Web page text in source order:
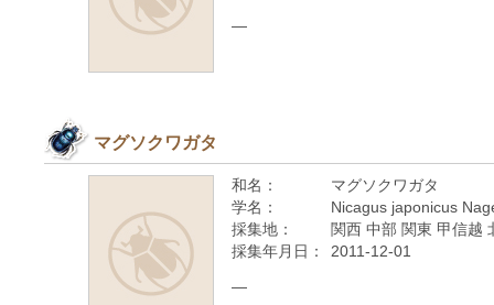
—
マグソクワガタ
和名：
マグソクワガタ
学名：
Nicagus japonicus
採集地：
関西 中部 関東 甲信越
採集年月日：
2011-12-01
—